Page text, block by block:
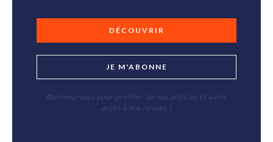
DÉCOUVRIR
JE M'ABONNE
Abonnez-vous pour profiter de nos articles et avoir
accès à nos revues !